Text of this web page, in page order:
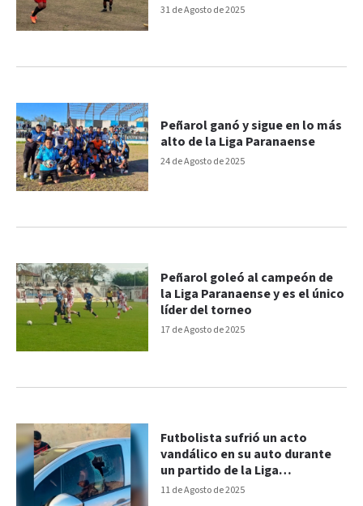
31 de Agosto de 2025
24 de Agosto de 2025
Peñarol ganó y sigue en lo más
alto de la Liga Paranaense
17 de Agosto de 2025
Peñarol goleó al campeón de
la Liga Paranaense y es el único
líder del torneo
11 de Agosto de 2025
Futbolista sufrió un acto
vandálico en su auto durante
un partido de la Liga
Paranaense